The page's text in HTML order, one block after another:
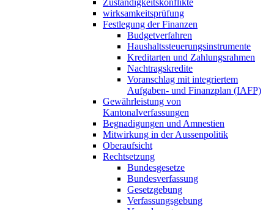
Zuständigkeitskonflikte
wirksamkeitsprüfung
Festlegung der Finanzen
Budgetverfahren
Haushaltssteuerungsinstrumente
Kreditarten und Zahlungsrahmen
Nachtragskredite
Voranschlag mit integriertem
Aufgaben- und Finanzplan (IAFP)
Gewährleistung von
Kantonalverfassungen
Begnadigungen und Amnestien
Mitwirkung in der Aussenpolitik
Oberaufsicht
Rechtsetzung
Bundesgesetze
Bundesverfassung
Gesetzgebung
Verfassungsgebung